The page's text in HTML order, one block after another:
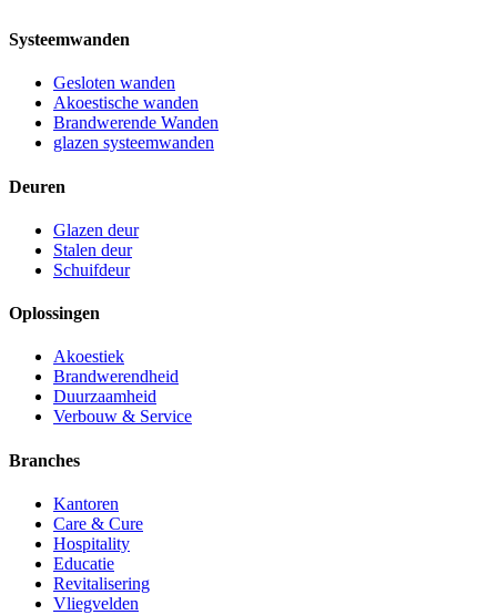
Systeemwanden
Gesloten wanden
Akoestische wanden
Brandwerende Wanden
glazen systeemwanden
Deuren
Glazen deur
Stalen deur
Schuifdeur
Oplossingen
Akoestiek
Brandwerendheid
Duurzaamheid
Verbouw & Service
Branches
Kantoren
Care & Cure
Hospitality
Educatie
Revitalisering
Vliegvelden